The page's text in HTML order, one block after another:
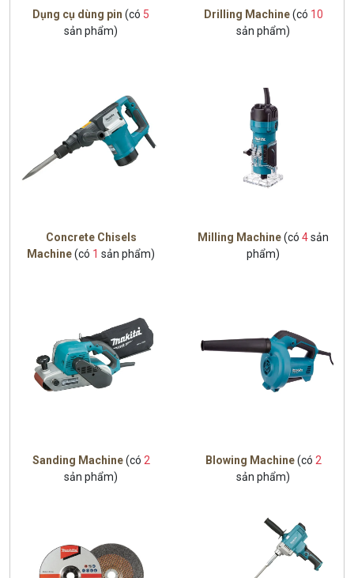
Dụng cụ dùng pin (có 5
sản phẩm)
Drilling Machine(có 10
sản phẩm)
Concrete Chisels
Machine(có 1 sản phẩm)
Milling Machine(có 4sản
phẩm)
Sanding Machine(có 2
sản phẩm)
Blowing Machine(có 2
sản phẩm)